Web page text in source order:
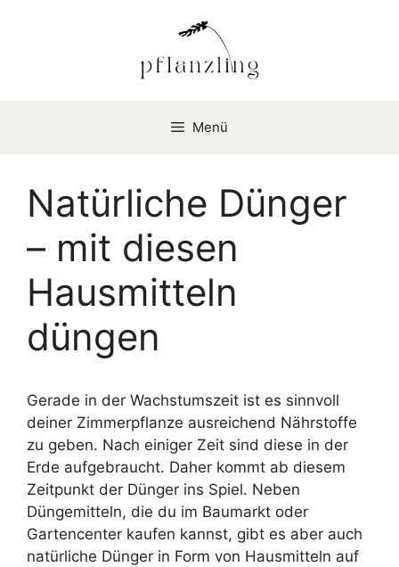
Menü
Natürliche Dünger
– mit diesen
Hausmitteln
düngen
Gerade in der Wachstumszeit ist es sinnvoll
deiner Zimmerpflanze ausreichend Nährstoffe
zu geben. Nach einiger Zeit sind diese in der
Erde aufgebraucht. Daher kommt ab diesem
Zeitpunkt der Dünger ins Spiel. Neben
Düngemitteln, die du im Baumarkt oder
Gartencenter kaufen kannst, gibt es aber auch
natürliche Dünger in Form von Hausmitteln auf